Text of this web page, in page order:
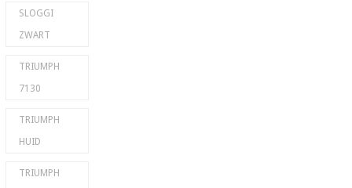
SLOGGI
ZWART
TRIUMPH
7130
TRIUMPH
HUID
TRIUMPH